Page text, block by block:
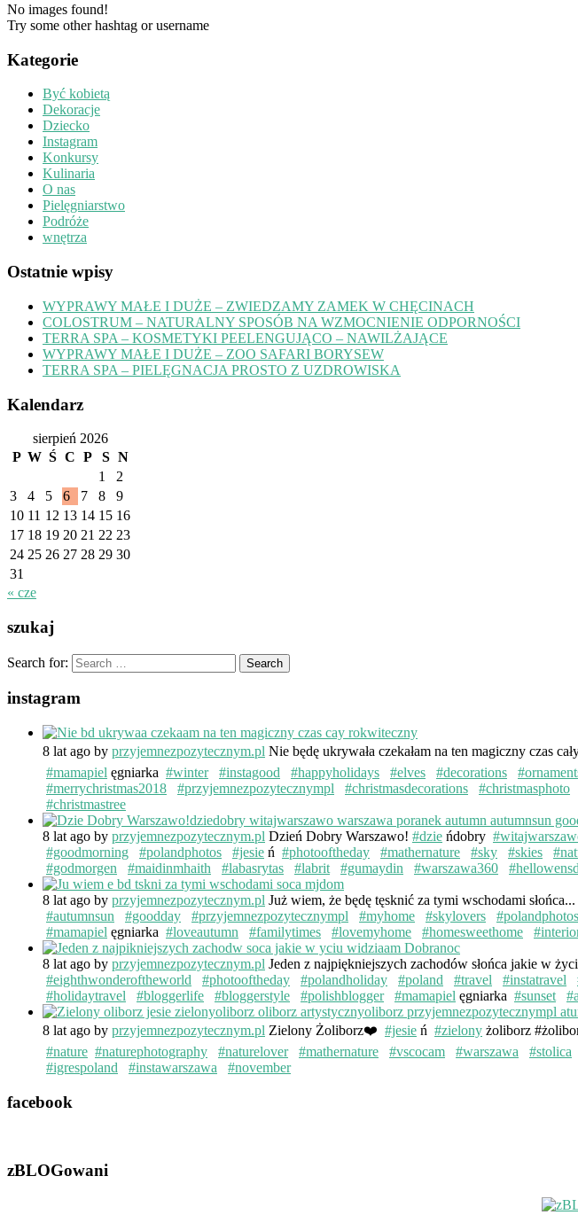
No images found!
Try some other hashtag or username
Kategorie
Być kobietą
Dekoracje
Dziecko
Instagram
Konkursy
Kulinaria
O nas
Pielęgniarstwo
Podróże
wnętrza
Ostatnie wpisy
WYPRAWY MAŁE I DUŻE – ZWIEDZAMY ZAMEK W CHĘCINACH
COLOSTRUM – NATURALNY SPOSÓB NA WZMOCNIENIE ODPORNOŚCI
TERRA SPA – KOSMETYKI PEELENGUJĄCO – NAWILŻAJĄCE
WYPRAWY MAŁE I DUŻE – ZOO SAFARI BORYSEW
TERRA SPA – PIELĘGNACJA PROSTO Z UZDROWISKA
Kalendarz
sierpień 2026
P W Ś C P S N
1
2
3
4 5 6 7 8
9
10 11 12 13 14 15 16
17 18 19 20 21 22 23
24 25 26 27 28 29 30
31
« cze
szukaj
Search for:
instagram
8 lat ago by przyjemnezpozytecznym.pl Nie będę ukrywała czekałam na ten magiczny czas
#mamapiel ęgniarka #winter #instagood #happyholidays #elves #decorations
#merrychristmas2018
#przyjemnezpozytecznympl #christmasdecorations #christmasphoto
#christmastree
8 lat ago by przyjemnezpozytecznym.pl Dzień Dobry Warszawo! #dzie ńdobry
#goodmorning
#polandphotos #jesie ń #photooftheday #mathernature #sky #skies
#godmorgen
#maidinmhaith #labasrytas #labrit #gumaydin #warszawa360
8 lat ago by przyjemnezpozytecznym.pl Już wiem, że będę tęsknić za tymi wschodami słońca...
#autumnsun
#goodday #przyjemnezpozytecznympl #myhome #skylovers #polandphotos
#mamapiel ęgniarka #loveautumn #familytimes #lovemyhome #homesweethome
8 lat ago by przyjemnezpozytecznym.pl Jeden z najpiękniejszych zachodów słońca jakie w
#eighthwonderoftheworld
#photooftheday #polandholiday #poland #travel #instatravel
#holidaytravel
#bloggerlife #bloggerstyle #polishblogger #mamapiel ęgniarka #sunset
8 lat ago by przyjemnezpozytecznym.pl Zielony Żoliborz❤️ #jesie ń #zielony żoliborz
#nature #naturephotography #naturelover #mathernature #vscocam #warszawa #stolica
#igrespoland
#instawarszawa #november
facebook
zBLOGowani